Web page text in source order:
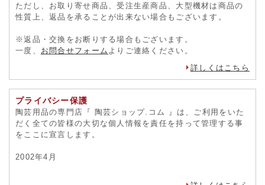
ただし、お取り寄せ商品、受注生産商品、大型機材は商品の
性質上、返品を承ることが出来ない場合もございます。
※返品・交換をお断りする場合もございます。
一度、 お問合せフォーム よりご連絡ください。
詳しくはこちら
プライバシー保護
陶芸用品の専門店『 陶芸ショップ.コム 』は、ご利用をいた
だく全ての皆様の大切な個人情報を責任を持って管理する事
をここに宣言します。
2002年4月